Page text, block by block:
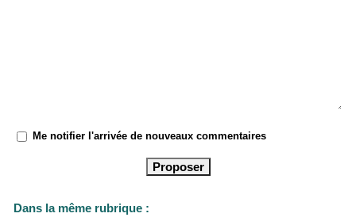
Me notifier l'arrivée de nouveaux commentaires
Dans la même rubrique :